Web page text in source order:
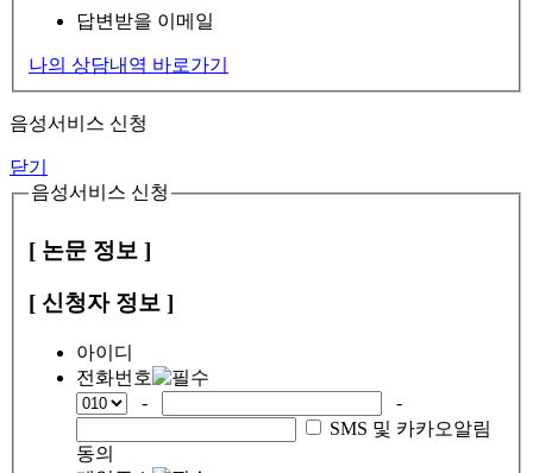
답변받을 이메일
나의 상담내역 바로가기
음성서비스 신청
닫기
음성서비스 신청
[ 논문 정보 ]
[ 신청자 정보 ]
아이디
전화번호
-
-
SMS 및 카카오알림
동의